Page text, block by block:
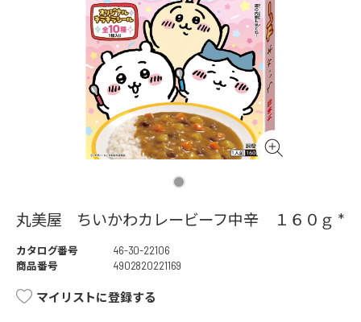
丸美屋 ちいかわカレービーフ中辛 １６０ｇ *
カタログ番号
46-30-22106
商品番号
4902820221169
マイリストに登録する